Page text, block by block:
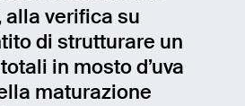
alla verifica su
di strutturare un
in mosto d’uva
maturazione